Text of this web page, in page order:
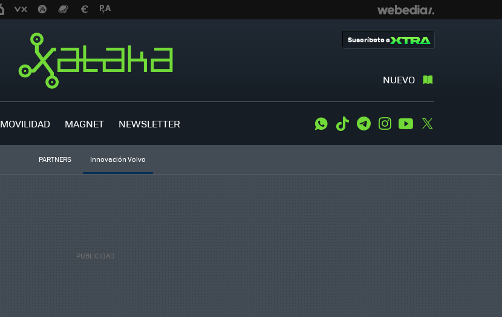
NUEVO
Suscríbete a
MOVILIDAD MAGNET NEWSLETTER WhatsApp
Tiktok TelegramInstagramYoutube
PARTNERS Innovación Volvo